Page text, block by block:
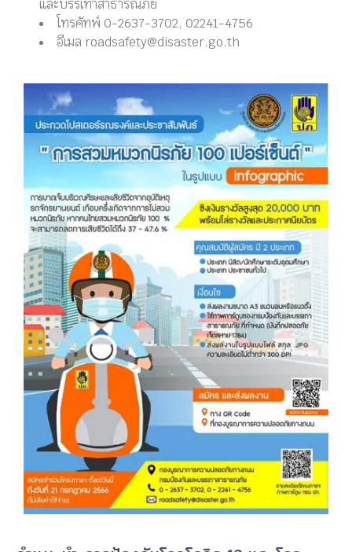
และบรรเทาสาธารณภัย
โทรศัทพ์ 0-2637-3702, 02241-4756
อีเมล roadsafety@disaster.go.th